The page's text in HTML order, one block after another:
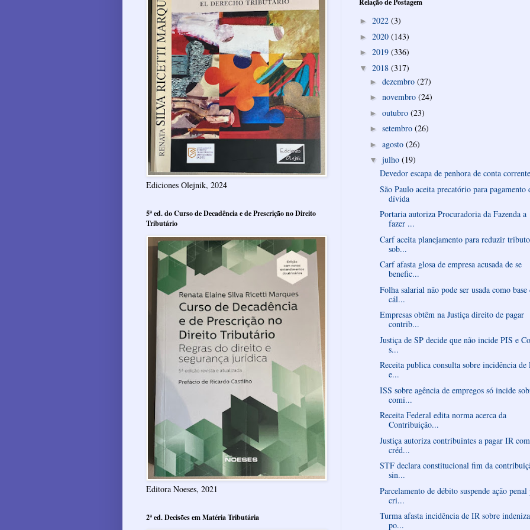
Relação de Postagem
► 2022 (3)
► 2020 (143)
► 2019 (336)
▼ 2018 (317)
► dezembro (27)
► novembro (24)
► outubro (23)
► setembro (26)
► agosto (26)
▼ julho (19)
Devedor escapa de penhora de conta corrente
São Paulo aceita precatório para pagamento
dívida
Portaria autoriza Procuradoria da Fazenda a
fazer ...
Carf aceita planejamento para reduzir
sob...
Carf afasta glosa de empresa acusada de se
benefic...
Folha salarial não pode ser usada como base
cál...
Empresas obtêm na Justiça direito de pagar
contrib...
Justiça de SP decide que não incide PIS e
s...
Receita publica consulta sobre incidência de
e...
ISS sobre agência de empregos só incide
comi...
Receita Federal edita norma acerca da
Contribuição...
Justiça autoriza contribuintes a pagar IR com
créd...
STF declara constitucional fim da
sin...
Parcelamento de débito suspende ação
cri...
Turma afasta incidência de IR sobre
po...
Ediciones Olejnik, 2024
5ª ed. do Curso de Decadência e de Prescrição no Direito
Tributário
Editora Noeses, 2021
2ª ed. Decisões em Matéria Tributária